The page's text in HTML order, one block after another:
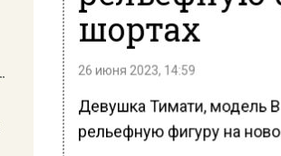
шортах
26 июня 2023, 14:59
Девушка Тимати, модель
рельефную фигуру на